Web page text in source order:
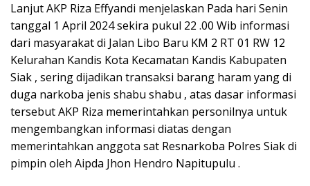
Lanjut AKP Riza Effyandi menjelaskan Pada hari Senin
tanggal 1 April 2024 sekira pukul 22 .00 Wib informasi
dari masyarakat di Jalan Libo Baru KM 2 RT 01 RW 12
Kelurahan Kandis Kota Kecamatan Kandis Kabupaten
Siak , sering dijadikan transaksi barang haram yang di
duga narkoba jenis shabu shabu , atas dasar informasi
tersebut AKP Riza memerintahkan personilnya untuk
mengembangkan informasi diatas dengan
memerintahkan anggota sat Resnarkoba Polres Siak di
pimpin oleh Aipda Jhon Hendro Napitupulu .